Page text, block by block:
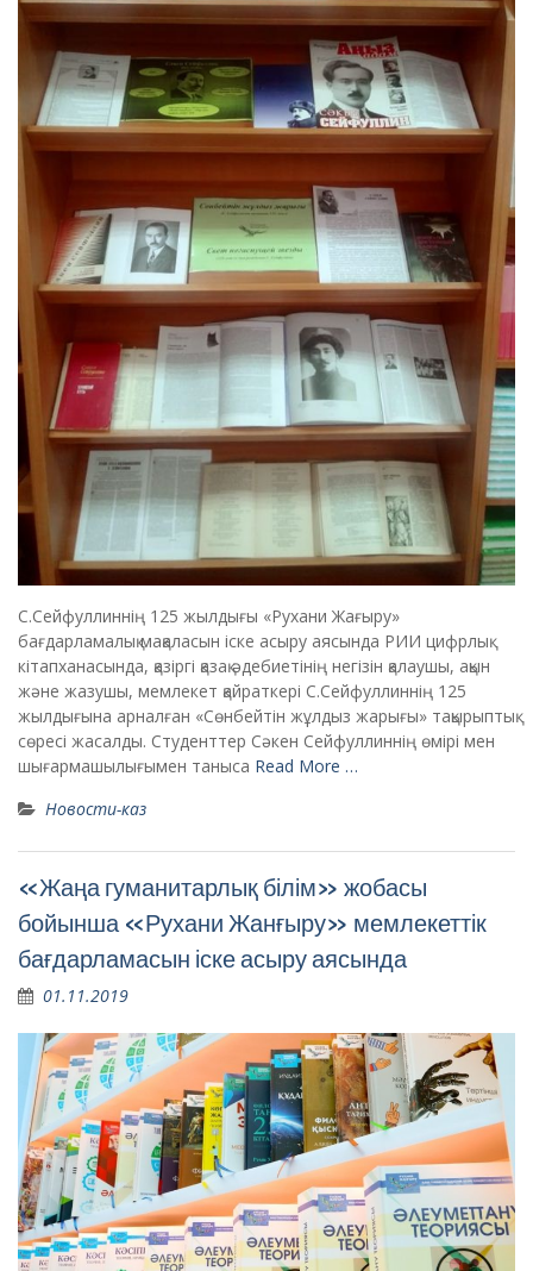
С.Сейфуллиннің 125 жылдығы «Рухани Жағыру»
бағдарламалық мақаласын іске асыру аясында РИИ цифрлық
кітапханасында, қазіргі қазақ әдебиетінің негізін қалаушы, ақын
және жазушы, мемлекет қайраткері С.Сейфуллиннің 125
жылдығына арналған «Сөнбейтін жұлдыз жарығы» тақырыптық
сөресі жасалды. Студенттер Сәкен Сейфуллиннің өмірі мен
шығармашылығымен таныса Read More …
Новости-каз
«Жаңа гуманитарлық білім» жобасы
бойынша «Рухани Жанғыру» мемлекеттік
бағдарламасын іске асыру аясында
01.11.2019